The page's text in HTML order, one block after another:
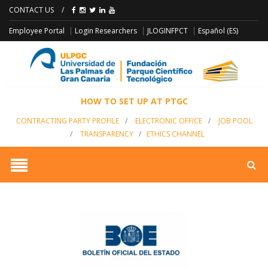
CONTACT US /
Employee Portal Login Researchers JLOGINFPCT Español (ES)
HOW TO SET UP AT PTGC
CONTRACTING PARTY PROFILE / ELECTRONIC OFFICE /
JOB POOL
/
TRANSPARENCY/ ETHICS CHANNEL